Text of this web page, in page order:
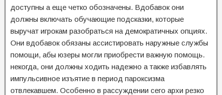
доступны а еще четко обозначены. Вдобавок они
должны включать обучающие подсказки, которые
выручат игрокам разобраться на демократичных опциях.
Они вдобавок обязаны ассистировать наружные службы
помощи, абы юзеры могли приобрести важную помощь.
некогда, они должны ходить надежно а также избавлять
импульсивное изъятие в период пароксизма
отвлекавшем. Особенно в рассуждении сего архи резко